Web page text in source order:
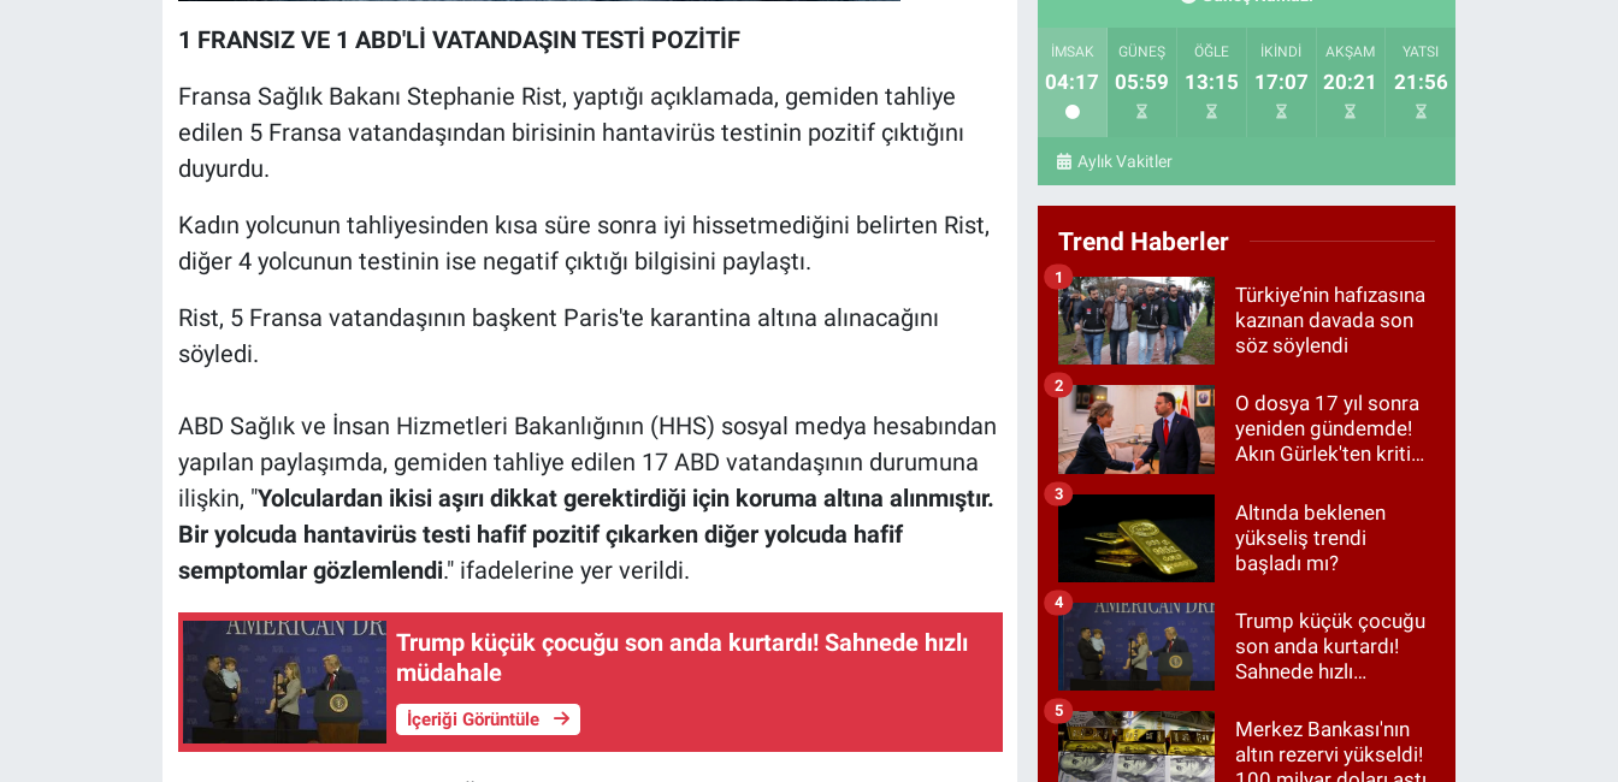
1 FRANSIZ VE 1 ABD'Lİ VATANDAŞIN TESTİ POZİTİF
Fransa Sağlık Bakanı Stephanie Rist, yaptığı açıklamada, gemiden tahliye
edilen 5 Fransa vatandaşından birisinin hantavirüs testinin pozitif çıktığını
duyurdu.
Kadın yolcunun tahliyesinden kısa süre sonra iyi hissetmediğini belirten Rist,
diğer 4 yolcunun testinin ise negatif çıktığı bilgisini paylaştı.
Rist, 5 Fransa vatandaşının başkent Paris'te karantina altına alınacağını
söyledi.
ABD Sağlık ve İnsan Hizmetleri Bakanlığının (HHS) sosyal medya hesabından
yapılan paylaşımda, gemiden tahliye edilen 17 ABD vatandaşının durumuna
ilişkin, "Yolculardan ikisi aşırı dikkat gerektirdiği için koruma altına alınmıştır.
Bir yolcuda hantavirüs testi hafif pozitif çıkarken diğer yolcuda hafif
semptomlar gözlemlendi." ifadelerine yer verildi.
Trump küçük çocuğu son anda kurtardı! Sahnede hızlı
müdahale
İçeriği Görüntüle
İMSAK
04:17
GÜNEŞ
05:59
ÖĞLE
13:15
İKINDI
17:07
AKŞAM
20:21
YATSI
21:56
Aylık Vakitler
Trend Haberler
Türkiye’nin hafızasına
kazınan davada son
söz söylendi
1
O dosya 17 yıl sonra
yeniden gündemde!
Akın Gürlek'ten kritik
2
Altında beklenen
yükseliş trendi
başladı mı?
3
Trump küçük çocuğu
son anda kurtardı!
Sahnede hızlı
4
Merkez Bankası'nın
altın rezervi yükseldi!
5